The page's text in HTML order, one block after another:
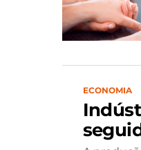
ECONOMIA